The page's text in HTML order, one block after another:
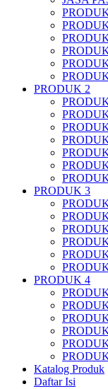
PRODUK 2
PRODUK 3
PRODUK 4
Katalog Produk
Daftar Isi